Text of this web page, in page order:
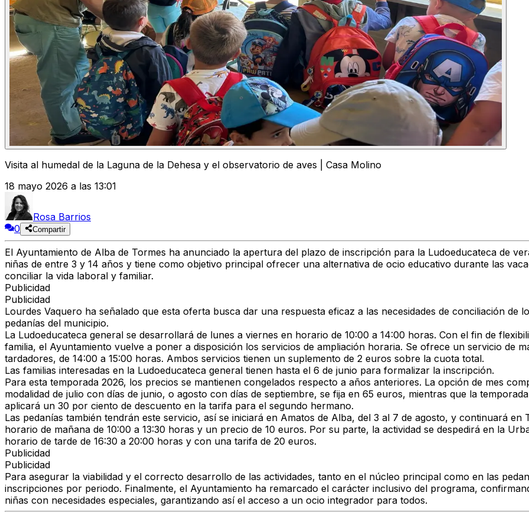
Visita al humedal de la Laguna de la Dehesa y el observatorio de aves | Casa Molino
18 mayo 2026 a las 13:01
Rosa Barrios
0
Compartir
El Ayuntamiento de Alba de Tormes ha anunciado la apertura del plazo de inscripción para la Ludoeducateca de
niñas de entre 3 y 14 años y tiene como objetivo principal ofrecer una alternativa de ocio educativo durante las
conciliar la vida laboral y familiar.
Publicidad
Publicidad
Lourdes Vaquero ha señalado que esta oferta busca dar una respuesta eficaz a las necesidades de conciliación de
pedanías del municipio.
La Ludoeducateca general se desarrollará de lunes a viernes en horario de 10:00 a 14:00 horas. Con el fin de
familia, el Ayuntamiento vuelve a poner a disposición los servicios de ampliación horaria. Se ofrece un servicio de
tardadores, de 14:00 a 15:00 horas. Ambos servicios tienen un suplemento de 2 euros sobre la cuota total.
Las familias interesadas en la Ludoeducateca general tienen hasta el 6 de junio para formalizar la inscripción.
Para esta temporada 2026, los precios se mantienen congelados respecto a años anteriores. La opción de mes
modalidad de julio con días de junio, o agosto con días de septiembre, se fija en 65 euros, mientras que la
aplicará un 30 por ciento de descuento en la tarifa para el segundo hermano.
Las pedanías también tendrán este servicio, así se iniciará en Amatos de Alba, del 3 al 7 de agosto, y continuará
horario de mañana de 10:00 a 13:30 horas y un precio de 10 euros. Por su parte, la actividad se despedirá en la
horario de tarde de 16:30 a 20:00 horas y con una tarifa de 20 euros.
Publicidad
Publicidad
Para asegurar la viabilidad y el correcto desarrollo de las actividades, tanto en el núcleo principal como en las
inscripciones por periodo. Finalmente, el Ayuntamiento ha remarcado el carácter inclusivo del programa,
niñas con necesidades especiales, garantizando así el acceso a un ocio integrador para todos.